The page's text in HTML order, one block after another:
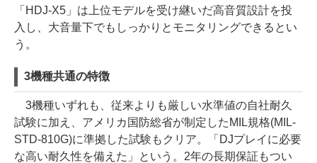
「HDJ-X5」は上位モデルを受け継いだ高音質設計を投
入し、大音量下でもしっかりとモニタリングできるとい
う。
3機種共通の特徴
3機種いずれも、従来よりも厳しい水準値の自社耐久
試験に加え、アメリカ国防総省が制定したMIL規格(MIL-
STD-810G)に準拠した試験もクリア。「DJプレイに必要
な高い耐久性を備えた」という。2年の長期保証もつい